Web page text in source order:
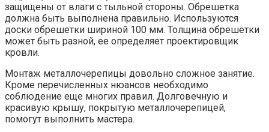
защищены от влаги с тыльной стороны. Обрешетка
должна быть выполнена правильно. Используются
доски обрешетки шириной 100 мм. Толщина обрешетки
может быть разной, ее определяет проектировщик
кровли.
Монтаж металлочерепицы довольно сложное занятие.
Кроме перечисленных нюансов необходимо
соблюдение еще многих правил. Долговечную и
красивую крышу, покрытую металлочерепицей,
помогут выполнить мастера.